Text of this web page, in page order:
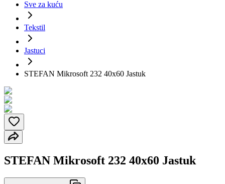
Sve za kuću
Tekstil
Jastuci
STEFAN Mikrosoft 232 40x60 Jastuk
STEFAN Mikrosoft 232 40x60 Jastuk